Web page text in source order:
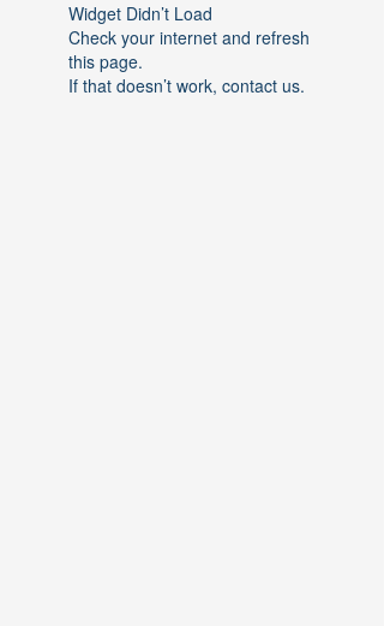
Widget Didn’t Load
Check your internet and refresh
this page.
If that doesn’t work, contact us.